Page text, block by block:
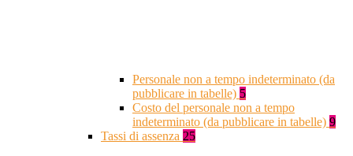
Personale non a tempo indeterminato (da
pubblicare in tabelle) 5
Costo del personale non a tempo
indeterminato (da pubblicare in tabelle) 9
Tassi di assenza 25